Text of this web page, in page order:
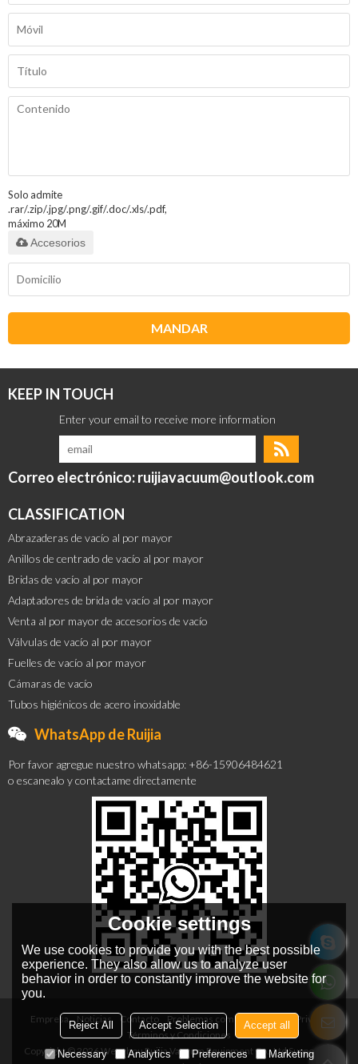
Solo admite
.rar/.zip/.jpg/.png/.gif/.doc/.xls/.pdf,
máximo 20M
Accesorios
MANDAR
KEEP IN TOUCH
Correo electrónico: ruijiavacuum@outlook.com
CLASSIFICATION
Abrazaderas de vacío al por mayor
Anillos de centrado de vacío al por mayor
Bridas de vacío al por mayor
Adaptadores de brida de vacío al por mayor
Venta al por mayor de accesorios de vacío
Válvulas de vacío al por mayor
Fuelles de vacío al por mayor
Cámaras de vacío
Tubos higiénicos de acero inoxidable
WhatsApp de Ruijia
Por favor agregue nuestro whatsapp: +86-15906484621
o escanealo y contactame directamente
Empresa Noticias Contacto Problemas comunes
Noticia Privada
Términos y Condiciones
Copyright © 2026Wenzhou Ruijia Vacuum Equipment Co., LtdSupport By
Cookie settings
We use cookies to provide you with the best possible
experience. They also allow us to analyze user
behavior in order to constantly improve the website for
you.
Reject All Accept Selection Accept all
Necessary Analytics Preferences Marketing